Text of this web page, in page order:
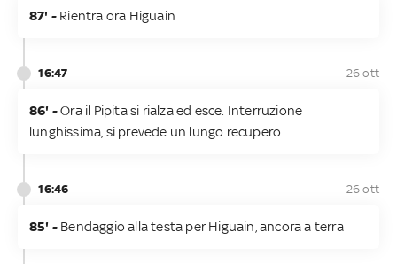
87' - Rientra ora Higuain
16:47 26 ott
86' -Ora il Pipita si rialza ed esce. Interruzione
lunghissima, si prevede un lungo recupero
16:46 26 ott
85' - Bendaggio alla testa per Higuain, ancora a terra